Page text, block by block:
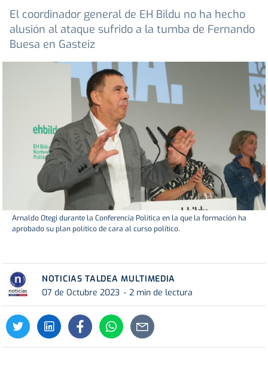
El coordinador general de EH Bildu no ha hecho
alusión al ataque sufrido a la tumba de Fernando
Buesa en Gasteiz
Arnaldo Otegi durante la Conferencia Política en la que la formación ha
aprobado su plan político de cara al curso político.
NOTICIAS TALDEA MULTIMEDIA
07 de Octubre 2023
2 min de lectura